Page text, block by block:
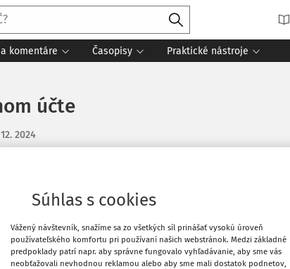
komentáre Časopisy Praktické nástroje
účte
2024
obce tvrdí, že výsledky týchto s. r. o.
takže záverečný účet je v
Stiahnuť
Súhlas s cookies
Vážený návštevník, snažíme sa zo všetkých síl prinášať vysokú úroveň
používateľského komfortu pri používaní našich webstránok. Medzi základné
predpoklady patrí napr. aby správne fungovalo vyhľadávanie, aby sme vás
neobťažovali nevhodnou reklamou alebo aby sme mali dostatok podnetov,